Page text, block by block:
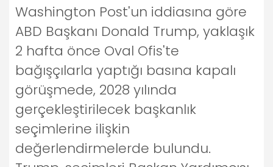
Washington Post'un iddiasına göre
ABD Başkanı Donald Trump, yaklaşık
2 hafta önce Oval Ofis'te
bağışçılarla yaptığı basına kapalı
görüşmede, 2028 yılında
gerçekleştirilecek başkanlık
seçimlerine ilişkin
değerlendirmelerde bulundu.